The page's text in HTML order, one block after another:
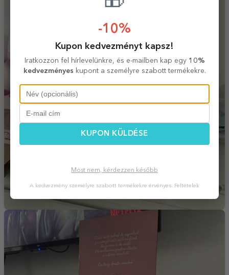
-10%
Kupon kedvezményt kapsz!
Iratkozzon fel hírlevelünkre, és e-mailben kap egy 10%
kedvezményes kupont a személyre szabott termékekre.
KUPON KÜLDÉSE
Most nem, kérdezzen később
A kedvezmény személyre szabott termékekre érvényes. Feltételek